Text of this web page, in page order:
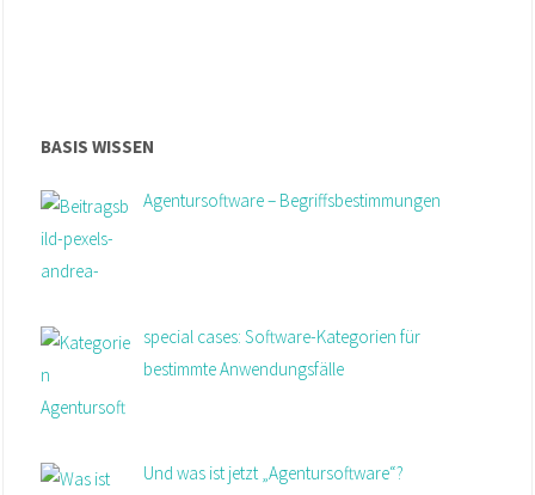
BASIS WISSEN
Agentursoftware – Begriffsbestimmungen
special cases: Software-Kategorien für
bestimmte Anwendungsfälle
Und was ist jetzt „Agentursoftware“?